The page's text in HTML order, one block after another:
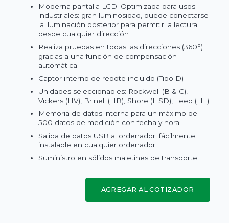
Moderna pantalla LCD: Optimizada para usos
industriales: gran luminosidad, puede conectarse
la iluminación posterior para permitir la lectura
desde cualquier dirección
Realiza pruebas en todas las direcciones (360°)
gracias a una función de compensación
automática
Captor interno de rebote incluido (Tipo D)
Unidades seleccionables: Rockwell (B & C),
Vickers (HV), Brinell (HB), Shore (HSD), Leeb (HL)
Memoria de datos interna para un máximo de
500 datos de medición con fecha y hora
Salida de datos USB al ordenador: fácilmente
instalable en cualquier ordenador
Suministro en sólidos maletines de transporte
AGREGAR AL COTIZADOR